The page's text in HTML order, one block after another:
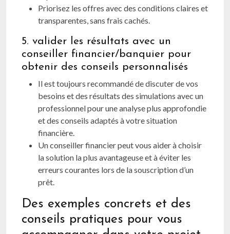
Priorisez les offres avec des conditions claires et
transparentes, sans frais cachés.
5. valider les résultats avec un
conseiller financier/banquier pour
obtenir des conseils personnalisés
Il est toujours recommandé de discuter de vos
besoins et des résultats des simulations avec un
professionnel pour une analyse plus approfondie
et des conseils adaptés à votre situation
financière.
Un conseiller financier peut vous aider à choisir
la solution la plus avantageuse et à éviter les
erreurs courantes lors de la souscription d’un
prêt.
Des exemples concrets et des
conseils pratiques pour vous